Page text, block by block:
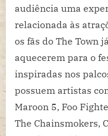
audiência uma
relacionada às
os fãs do The Town
aquecerem para o
inspiradas nos
possuem artistas
Maroon 5, Foo
The Chainsmokers,